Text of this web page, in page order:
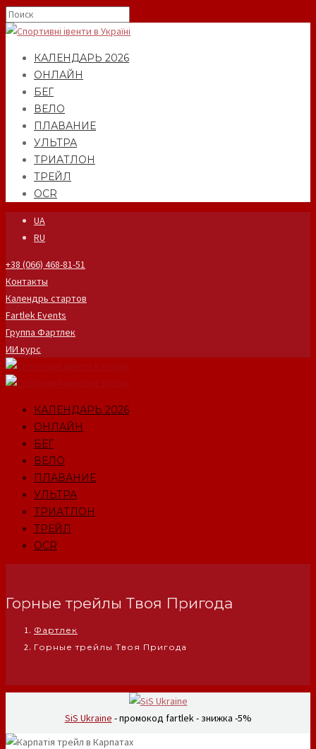
КАЛЕНДАРЬ 2026
ОНЛАЙН
БЕГ
ВЕЛО
ПЛАВАНИЕ
УЛЬТРА
ТРИАТЛОН
ТРЕЙЛ
OCR
UA
RU
+38 (066) 468-81-51
Контакты
Календрь стартов
Fartlek Events
Группа Фартлек
ИИ курс
КАЛЕНДАРЬ 2026
ОНЛАЙН
БЕГ
ВЕЛО
ПЛАВАНИЕ
УЛЬТРА
ТРИАТЛОН
ТРЕЙЛ
OCR
Горные трейлы Твоя Пригода
Фартлек
Горные трейлы Твоя Пригода
SiS Ukraine - промокод fartlek - знижка -5%